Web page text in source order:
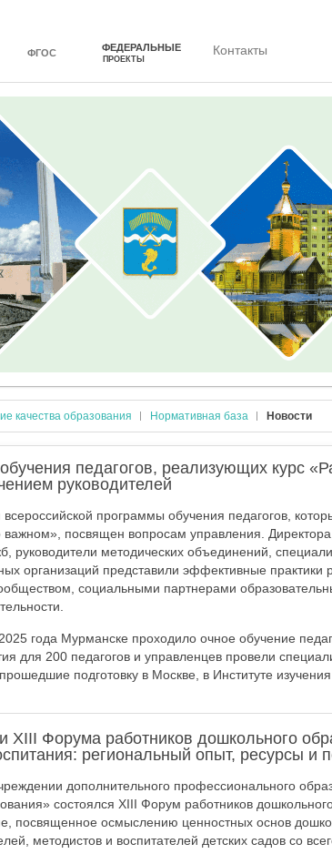
ФГОС ФЕДЕРАЛЬНЫЕ
ПРОЕКТЫ
Контакты
качества образования Нормативная база Новости
педагогов, реализующих курс
руководителей
программы обучения педагогов,
посвящен вопросам управления.
руководители методических объединений,
организаций представили эффективные практики
социальными партнерами
года Мурманске проходило очное обучение
для 200 педагогов и управленцев провели
подготовку в Москве, в Институте
XIII Форума работников дошкольного
региональный опыт, ресурсы и
дополнительного профессионального
состоялся XIII Форум работников
посвященное осмыслению ценностных основ
методистов и воспитателей детских садов со